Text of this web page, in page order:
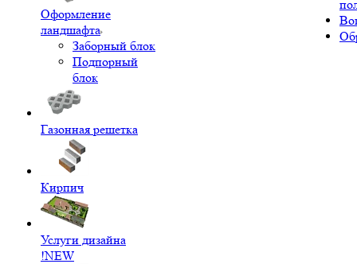
Оформление
ландшафта
Заборный блок
Подпорный
блок
Газонная решетка
Кирпич
Услуги дизайна
!NEW